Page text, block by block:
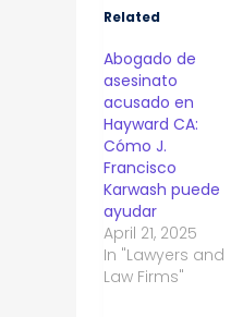
Related
Abogado de
asesinato
acusado en
Hayward CA:
Cómo J.
Francisco
Karwash puede
ayudar
April 21, 2025
In "Lawyers and
Law Firms"